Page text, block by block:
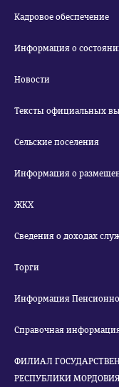
Кадровое обеспечение
Информация о
Новости
Тексты официальных
Сельские поселения
Информация о
ЖКХ
Сведения о доходах
Торги
Информация
Справочная
ФИЛИАЛ
РЕСПУБЛИКИ